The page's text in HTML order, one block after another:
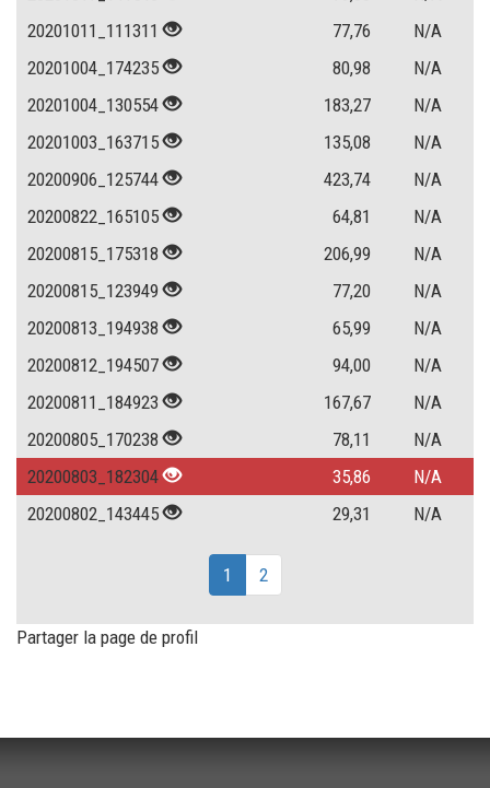
20201011_111311
77,76
N/A
20201004_174235
80,98
N/A
20201004_130554
183,27
N/A
20201003_163715
135,08
N/A
20200906_125744
423,74
N/A
20200822_165105
64,81
N/A
20200815_175318
206,99
N/A
20200815_123949
77,20
N/A
20200813_194938
65,99
N/A
20200812_194507
94,00
N/A
20200811_184923
167,67
N/A
20200805_170238
78,11
N/A
20200803_182304
35,86
N/A
20200802_143445
29,31 N/A
1 2
Partager la page de profil